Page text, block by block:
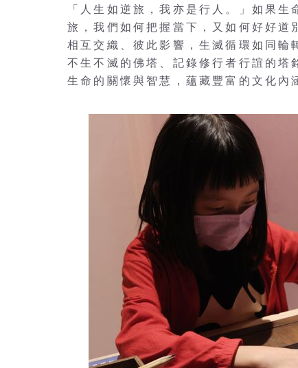
「人生如逆旅，我亦是行人。」如果
旅，我們如何把握當下，又如何好好道
相互交織、彼此影響，生滅循環如同輪
不生不滅的佛塔、記錄修行者行誼的塔
生命的關懷與智慧，蘊藏豐富的文化內